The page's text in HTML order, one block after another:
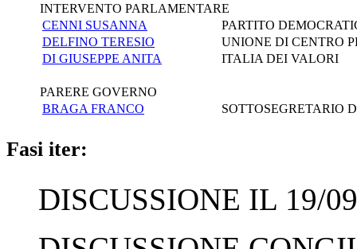
INTERVENTO PARLAMENTARE
CENNI SUSANNA
PARTITO
DELFINO TERESIO
UNIONE DI CENTRO
DI GIUSEPPE ANITA
ITALIA DEI VALORI
PARERE GOVERNO
BRAGA FRANCO
SOTTOSEGRETARIO
Fasi iter:
DISCUSSIONE IL 19/